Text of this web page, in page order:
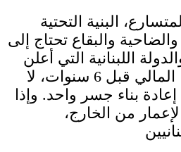
البنية التحتية
والبقاع تحتاج إلى
اللبنانية التي أعلن
البنك الدولي انهيارها المالي قبل 6 سنوات، لا
بناء جسر واحد. وإذا
من الخارج،